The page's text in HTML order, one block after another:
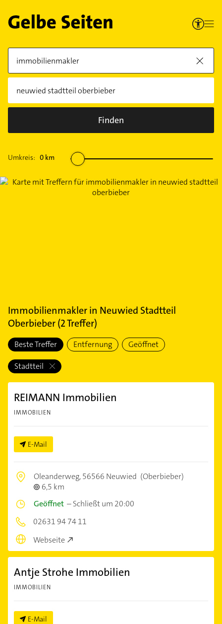
Finden
Umkreis: 0 km
Immobilienmaklerin Neuwied Stadtteil
Oberbieber(2Treffer)
Beste Treffer Entfernung Geöffnet
Stadtteil
REIMANN Immobilien
IMMOBILIEN
E-Mail
Oleanderweg,56566 Neuwied (Oberbieber)
6,5 km
Geöffnet –Schließt um 20:00
02631 94 74 11
Webseite
Antje Strohe Immobilien
IMMOBILIEN
E-Mail